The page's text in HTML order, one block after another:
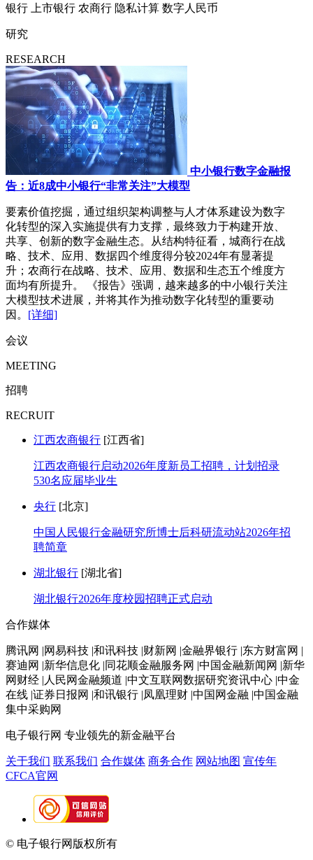
银行
上市银行 农商行 隐私计算 数字人民币
研究
RESEARCH
中小银行数字金融报
告：近8成中小银行“非常关注”大模型
要素价值挖掘，通过组织架构调整与人才体系建设为数字
化转型的深入实施提供有力支撑，最终致力于构建开放、
共享、创新的数字金融生态。从结构特征看，城商行在战
略、技术、应用、数据四个维度得分较2024年有显著提
升；农商行在战略、技术、应用、数据和生态五个维度方
面均有所提升。 《报告》强调，越来越多的中小银行关注
大模型技术进展，并将其作为推动数字化转型的重要动
因。 [详细]
会议
MEETING
招聘
RECRUIT
江西农商银行 [江西省]
江西农商银行启动2026年度新员工招聘，计划招录
530名应届毕业生
央行 [北京]
中国人民银行金融研究所博士后科研流动站2026年招
聘简章
湖北银行 [湖北省]
湖北银行2026年度校园招聘正式启动
合作媒体
腾讯网 |网易科技 |和讯科技 |财新网 |金融界银行 |东方财富网 |
赛迪网 |新华信息化 |同花顺金融服务网 |中国金融新闻网 |新华
网财经 |人民网金融频道 |中文互联网数据研究资讯中心 |中金
在线 |证券日报网 |和讯银行 |凤凰理财 |中国网金融 |中国金融
集中采购网
电子银行网 专业领先的新金融平台
关于我们 联系我们 合作媒体 商务合作 网站地图 宣传年
CFCA官网
© 电子银行网版权所有